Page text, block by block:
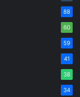
88
60
59
41
38
34